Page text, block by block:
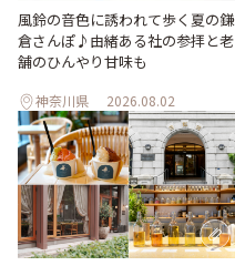
風鈴の音色に誘われて歩く夏の鎌
倉さんぽ♪由緒ある社の参拝と老
舗のひんやり甘味も
神奈川県 2026.08.02